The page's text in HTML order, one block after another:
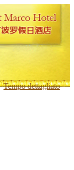
Tempo dettagliato